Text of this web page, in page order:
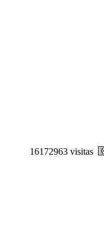
16172963 visitas